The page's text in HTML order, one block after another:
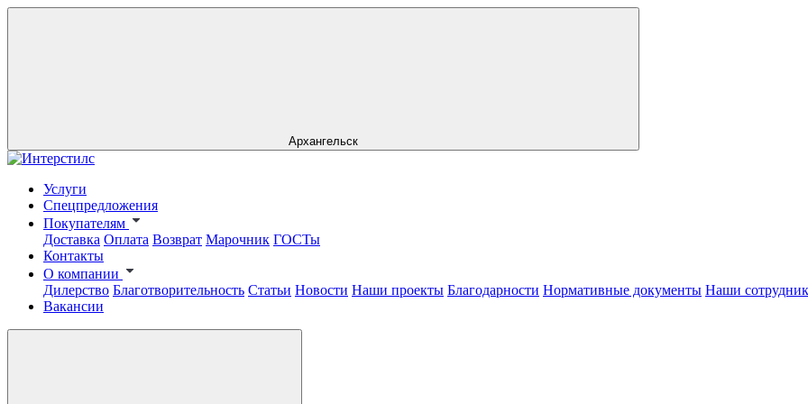
Архангельск
Услуги
Спецпредложения
Покупателям
Доставка Оплата Возврат Марочник ГОСТы
Контакты
О компании
Дилерство Благотворительность Статьи Новости Наши проекты Благодарности Нормативные документы Наши
Вакансии